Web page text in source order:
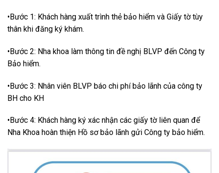
•Bước 1: Khách hàng xuất trình thẻ bảo hiểm và Giấy tờ tùy
thân khi đăng ký khám.
•Bước 2: Nha khoa làm thông tin đề nghị BLVP đến Công ty
Bảo hiểm.
•Bước 3: Nhân viên BLVP báo chi phí bảo lãnh của công ty
BH cho KH
•Bước 4: Khách hàng ký xác nhận các giấy tờ liên quan để
Nha Khoa hoàn thiện Hồ sơ bảo lãnh gửi Công ty bảo hiểm.